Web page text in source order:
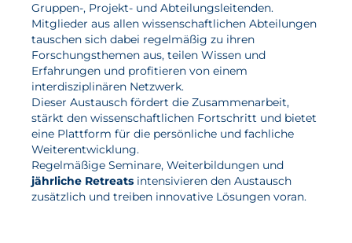
Entwicklung
Herstellungsverfahren
Mess- und Prüfverfahren
Beratung und Studien
Modellierung & Simulation
Karriere
Offene Stellen
Gruppen-, Projekt- und Abteilungsleitenden.
Mitglieder aus allen wissenschaftlichen Abteilungen
tauschen sich dabei regelmäßig zu ihren
Forschungsthemen aus, teilen Wissen und
Erfahrungen und profitieren von einem
interdisziplinären Netzwerk.
Dieser Austausch fördert die Zusammenarbeit,
stärkt den wissenschaftlichen Fortschritt und bietet
eine Plattform für die persönliche und fachliche
Weiterentwicklung.
Regelmäßige Seminare, Weiterbildungen und
jährliche Retreats intensivieren den Austausch
zusätzlich und treiben innovative Lösungen voran.